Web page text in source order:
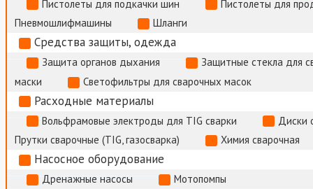
Пистолеты для подкачки шин
Пистолеты для
Пневмошлифмашины
Шланги
Средства защиты, одежда
Защита органов дыхания
Защитные стекла для
маски
Светофильтры для сварочных масок
Расходные материалы
Вольфрамовые электроды для TIG сварки
Диски
Прутки сварочные (TIG, газосварка)
Химия сварочная
Насосное оборудование
Дренажные насосы Мотопомпы